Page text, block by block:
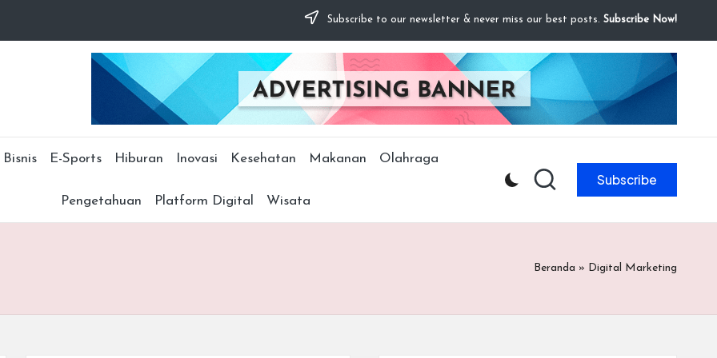
Subscribe to our newsletter & never miss our best posts. Subscribe Now!
Bisnis E-Sports Hiburan Inovasi Kesehatan Makanan Olahraga
Pengetahuan Platform Digital Wisata
Subscribe
Beranda » Digital Marketing